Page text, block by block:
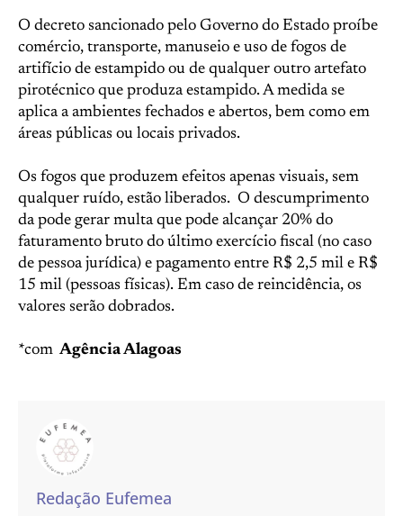
O decreto sancionado pelo Governo do Estado proíbe
comércio, transporte, manuseio e uso de fogos de
artifício de estampido ou de qualquer outro artefato
pirotécnico que produza estampido. A medida se
aplica a ambientes fechados e abertos, bem como em
áreas públicas ou locais privados.
Os fogos que produzem efeitos apenas visuais, sem
qualquer ruído, estão liberados. O descumprimento
da pode gerar multa que pode alcançar 20% do
faturamento bruto do último exercício fiscal (no caso
de pessoa jurídica) e pagamento entre R$ 2,5 mil e R$
15 mil (pessoas físicas). Em caso de reincidência, os
valores serão dobrados.
*com Agência Alagoas
Redação Eufemea